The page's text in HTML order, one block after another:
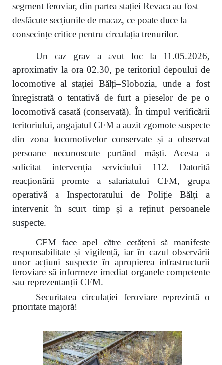
segment feroviar, din partea stației Revaca au fost
desfăcute secțiunile de macaz, ce poate duce la
consecințe critice pentru circulația trenurilor.
Un caz grav a avut loc la 11.05.2026,
aproximativ la ora 02.30, pe teritoriul depoului de
locomotive al stației Bălți–Slobozia, unde a fost
înregistrată o tentativă de furt a pieselor de pe o
locomotivă casată (conservată). În timpul verificării
teritoriului, angajatul CFM a auzit zgomote suspecte
din zona locomotivelor conservate și a observat
persoane necunoscute purtând măști. Acesta a
solicitat intervenția serviciului 112. Datorită
reacționării promte a salariatului CFM, grupa
operativă a Inspectoratului de Poliție Bălți a
intervenit în scurt timp și a reținut persoanele
suspecte.
CFM face apel către cetățeni să manifeste
responsabilitate și vigilență, iar în cazul observării
unor acțiuni suspecte în apropierea infrastructurii
feroviare să informeze imediat organele competente
sau reprezentanții CFM.
Securitatea circulației feroviare reprezintă o
prioritate majoră!